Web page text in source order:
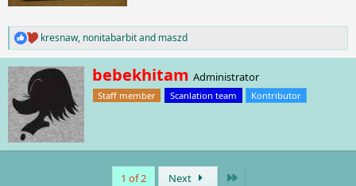
R
e
a
c
t
i
o
n
s
kresnaw, nonitabarbitand maszd
W
r
i
bebekhitam Administrator
Staff member Scanlation team Kontributor
1 of 2 Next